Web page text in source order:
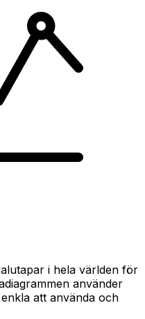
i hela världen för
använder
att använda och